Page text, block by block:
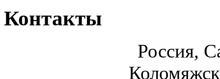
Контакты
Россия,